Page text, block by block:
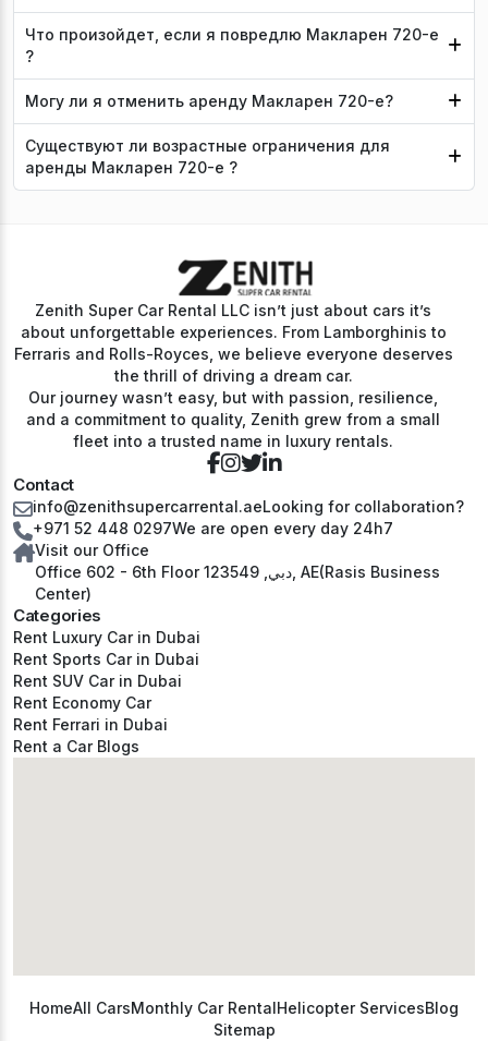
Что произойдет, если я повредлю Макларен 720-е
?
Могу ли я отменить аренду Макларен 720-е?
Существуют ли возрастные ограничения для
аренды Макларен 720-е ?
Zenith Super Car Rental LLC isn’t just about cars it’s
about unforgettable experiences. From Lamborghinis to
Ferraris and Rolls-Royces, we believe everyone deserves
the thrill of driving a dream car.
Our journey wasn’t easy, but with passion, resilience,
and a commitment to quality, Zenith grew from a small
fleet into a trusted name in luxury rentals.
Categories
Rent Luxury Car in Dubai
Rent Sports Car in Dubai
Rent SUV Car in Dubai
Rent Economy Car
Rent Ferrari in Dubai
Rent a Car Blogs
Contact
info@zenithsupercarrental.aeLooking for collaboration?
+971 52 448 0297We are open every day 24h7
Visit our Office
Office 602 - 6th Floor دبي, 123549, AE(Rasis Business
Center)
HomeAll CarsMonthly Car RentalHelicopter ServicesBlog
Sitemap